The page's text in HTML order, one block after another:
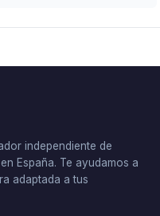
independiente de
España. Te ayudamos a
adaptada a tus